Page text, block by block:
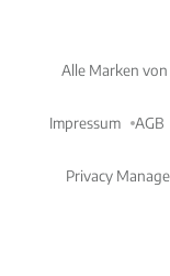
Alle Marken
Impressum AGB
Privacy